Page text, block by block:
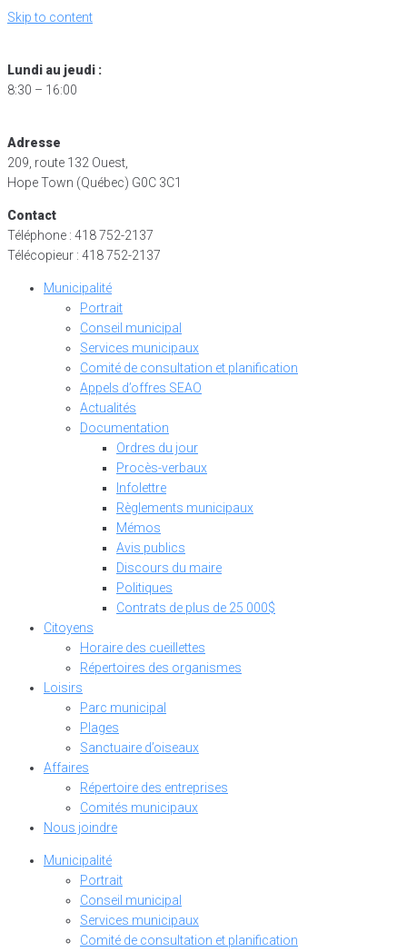
Skip to content
Lundi au jeudi :
8:30 – 16:00
Adresse
209, route 132 Ouest,
Hope Town (Québec) G0C 3C1
Contact
Téléphone : 418 752-2137
Télécopieur : 418 752-2137
Municipalité
Portrait
Conseil municipal
Services municipaux
Comité de consultation et planification
Appels d’offres SEAO
Actualités
Documentation
Ordres du jour
Procès-verbaux
Infolettre
Règlements municipaux
Mémos
Avis publics
Discours du maire
Politiques
Contrats de plus de 25 000$
Citoyens
Horaire des cueillettes
Répertoires des organismes
Loisirs
Parc municipal
Plages
Sanctuaire d’oiseaux
Affaires
Répertoire des entreprises
Comités municipaux
Nous joindre
Municipalité
Portrait
Conseil municipal
Services municipaux
Comité de consultation et planification